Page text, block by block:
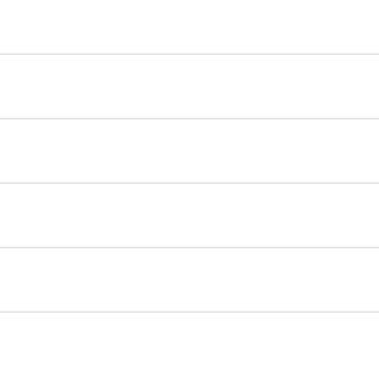
続保存とキー設計を行う。 ・
スク化し、インターン2〜3名
り分け：基盤（Databricks）
全部やらせる」ではなく、人が
分で手を動かしつつ、インタ
務が仕組みに置き換わっていく
がたいです。
ンジニア（DataOps・ナレッ
に散在する指標・用語・業
式知をオントロジー／セマン
械の双方が再利用できる資産
。 ・「作って終わりにしな
で完遂する。 ■業務内
／Word／PDF の業
造化データへ変換する仕組み
の確認を挟む経路の設計を含
エンジニア業務案件
AIエンジニア・機械学習エンジニア